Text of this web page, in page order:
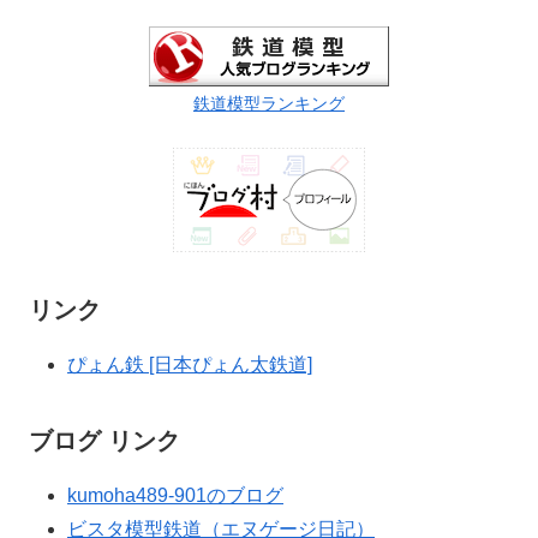
鉄道模型ランキング
リンク
ぴょん鉄 [日本ぴょん太鉄道]
ブログ リンク
kumoha489-901のブログ
ビスタ模型鉄道（エヌゲージ日記）